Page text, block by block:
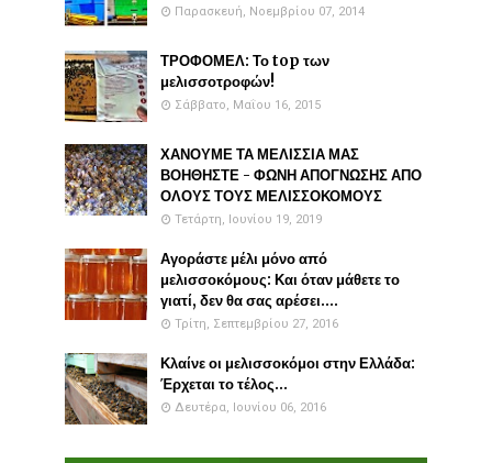
Παρασκευή, Νοεμβρίου 07, 2014
ΤΡΟΦΟΜΕΛ: Το top των
μελισσοτροφών!
Σάββατο, Μαΐου 16, 2015
ΧΑΝΟΥΜΕ ΤΑ ΜΕΛΙΣΣΙΑ ΜΑΣ
ΒΟΗΘΗΣΤΕ - ΦΩΝΗ ΑΠΟΓΝΩΣΗΣ ΑΠΟ
ΟΛΟΥΣ ΤΟΥΣ ΜΕΛΙΣΣΟΚΟΜΟΥΣ
Τετάρτη, Ιουνίου 19, 2019
Αγοράστε μέλι μόνο από
μελισσοκόμους: Και όταν μάθετε το
γιατί, δεν θα σας αρέσει....
Τρίτη, Σεπτεμβρίου 27, 2016
Κλαίνε οι μελισσοκόμοι στην Ελλάδα:
Έρχεται το τέλος...
Δευτέρα, Ιουνίου 06, 2016